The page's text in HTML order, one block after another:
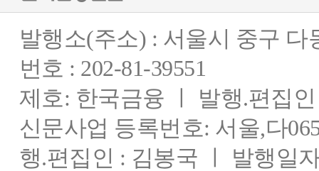
발행소(주소) : 서울시 중구
번호 : 202-81-39551
제호: 한국금융 ㅣ 발행.편집
신문사업 등록번호: 서울,다
행.편집인 : 김봉국 ㅣ 발행일